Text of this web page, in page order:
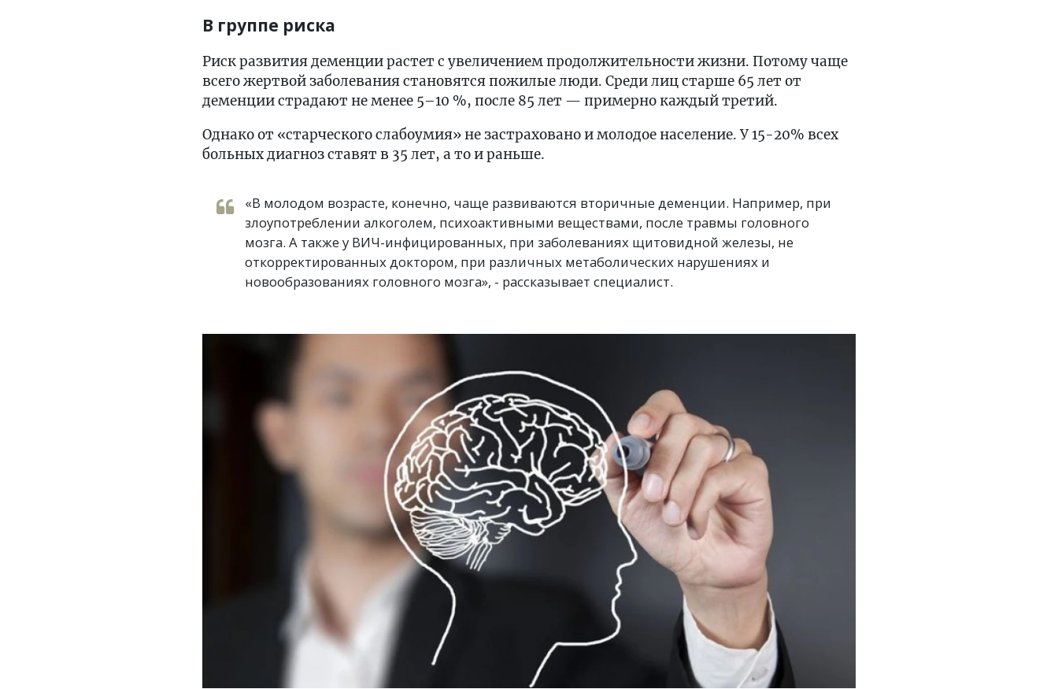
В группе риска
Риск развития деменции растет с увеличением продолжительности жизни. Потому чаще
всего жертвой заболевания становятся пожилые люди. Среди лиц старше 65 лет от
деменции страдают не менее 5–10 %, после 85 лет — примерно каждый третий.
Однако от «старческого слабоумия» не застраховано и молодое население. У 15-20% всех
больных диагноз ставят в 35 лет, а то и раньше.
«В молодом возрасте, конечно, чаще развиваются вторичные деменции. Например, при
злоупотреблении алкоголем, психоактивными веществами, после травмы головного
мозга. А также у ВИЧ-инфицированных, при заболеваниях щитовидной железы, не
откорректированных доктором, при различных метаболических нарушениях и
новообразованиях головного мозга», - рассказывает специалист.